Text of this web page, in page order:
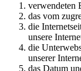
verwendeten
das vom
die
unsere
die
unserer
das Datum